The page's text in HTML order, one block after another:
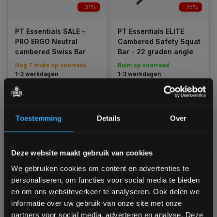
Toestemming Details Over
Deze website maakt gebruik van cookies
We gebruiken cookies om content en advertenties te
personaliseren, om functies voor social media te bieden
en om ons websiteverkeer te analyseren. Ook delen we
informatie over uw gebruik van onze site met onze
partners voor social media, adverteren en analyse. Deze
-31%
PT Essentials SALE -
PRO ERGO Neutral
cambered Swiss Bar
Nog 7 stuks op voorraad
1-3 werkdagen
-25%
PT Essentials ELITE
Cambered Safety Squat
Bar - 22 graden angle
Ruim op voorraad
1-3 werkdagen
-13%
Bam! 5% korting op je volgende
Schrijf je in voor onze nieuwsbrief om op de hoogte te
blijven over onze nieuwe producten, deals en meer
interessante info. Ontvang 5% korting op je eerstvolgende
aankoop! 😀